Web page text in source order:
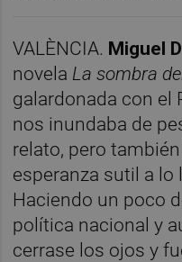
VALÈNCIA. Miguel
novela La sombra
galardonada con el
nos inundaba de
relato, pero
esperanza sutil a lo
Haciendo un poco
política nacional y
cerrase los ojos y